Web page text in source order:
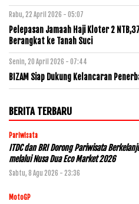
Rabu, 22 April 2026 - 05:07
Pelepasan Jamaah Haji Kloter 2
Berangkat ke Tanah Suci
Senin, 20 April 2026 - 07:44
BIZAM Siap Dukung Kelancaran
BERITA TERBARU
Pariwisata
ITDC dan BRI Dorong Pariwisata
melalui Nusa Dua Eco Market 2026
Sabtu, 8 Agu 2026 - 23:36
MotoGP